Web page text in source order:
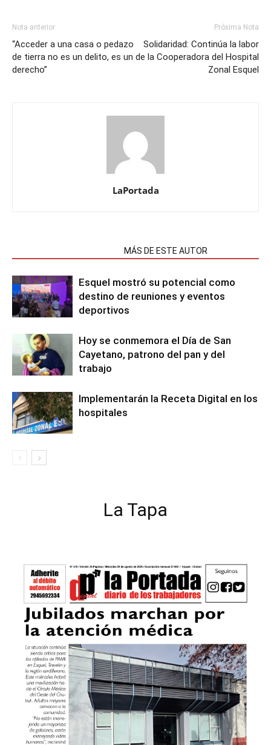
Nota anterior
“Acceder a una casa o pedazo
de tierra no es un delito, es un
derecho”
Próxima Nota
Solidaridad: Continúa la labor
de la Cooperadora del Hospital
Zonal Esquel
LaPortada
MÁS DE ESTE AUTOR
Esquel mostró su potencial como
destino de reuniones y eventos
deportivos
Hoy se conmemora el Día de San
Cayetano, patrono del pan y del
trabajo
Implementarán la Receta Digital en los
hospitales
La Tapa